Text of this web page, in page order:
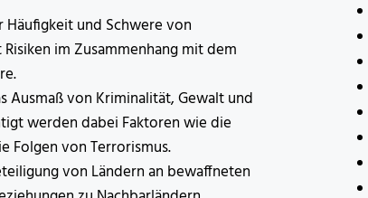
Häufigkeit und Schwere von
im Zusammenhang mit dem
Ausmaß von Kriminalität, Gewalt und
werden dabei Faktoren wie die
Folgen von Terrorismus.
von Ländern an bewaffneten